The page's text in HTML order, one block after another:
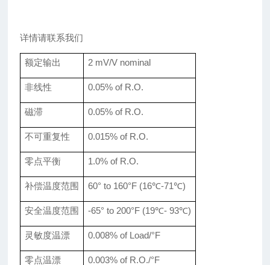
详情请联系我们
额定输出 2 mV/V nominal
非线性 0.05% of R.O.
磁滞 0.05% of R.O.
不可重复性 0.015% of R.O.
零点平衡 1.0% of R.O.
补偿温度范围 60° to 160°F (16℃-71℃)
安全温度范围 -65° to 200°F (19℃- 93℃)
灵敏度温漂 0.008% of Load/°F
零点温漂 0.003% of R.O./°F